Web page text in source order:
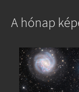
A hónap